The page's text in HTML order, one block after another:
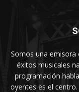
Somos una emisora
éxitos musicales
programación
oyentes es el